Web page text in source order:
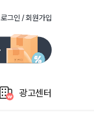
로그인 / 회원가입
광고센터